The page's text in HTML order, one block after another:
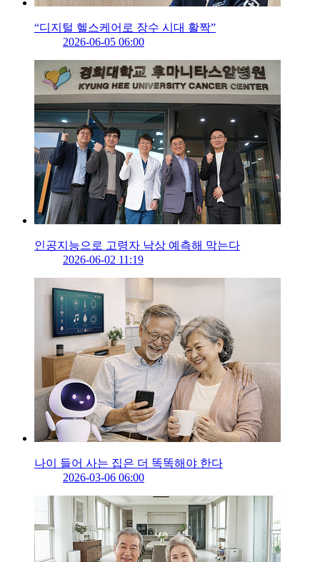
“디지털 헬스케어로 장수 시대 활짝”
2026-06-05 06:00
인공지능으로 고령자 낙상 예측해 막는다
2026-06-02 11:19
나이 들어 사는 집은 더 똑똑해야 한다
2026-03-06 06:00